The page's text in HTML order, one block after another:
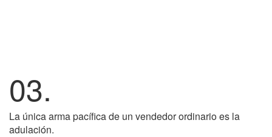
03.
La única arma pacífica de un vendedor ordinario es la
adulación.